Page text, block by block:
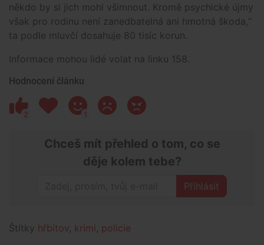
někdo by si jich mohl všimnout. Kromě psychické újmy
však pro rodinu není zanedbatelná ani hmotná škoda,“
ta podle mluvčí dosahuje 80 tisíc korun.
Informace mohou lidé volat na linku 158.
Hodnocení článku
2 1
Chceš mít přehled o tom, co se
děje kolem tebe?
Přihlásit
Štítky hřbitov krimi policie